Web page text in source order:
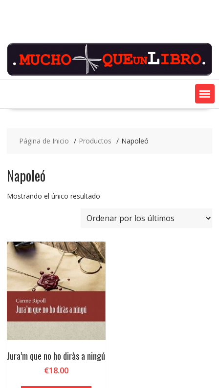
Página de Inicio Productos Napoleó
Napoleó
Mostrando el único resultado
Jura’m que no ho diràs a ningú
€18.00